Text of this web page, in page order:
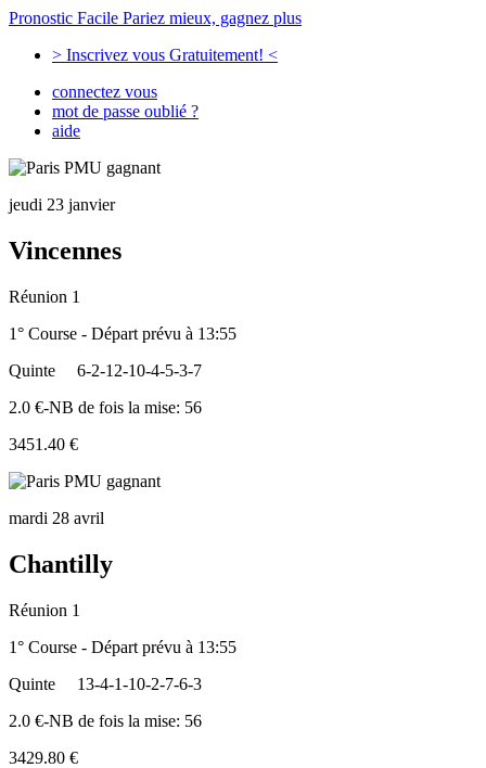
Pronostic Facile Pariez mieux, gagnez plus
> Inscrivez vous Gratuitement! <
connectez vous
mot de passe oublié ?
aide
jeudi 23 janvier
Vincennes
Réunion 1
1° Course - Départ prévu à 13:55
Quinte
6-2-12-10-4-5-3-7
2.0 €-NB de fois la mise: 56
3451.40 €
mardi 28 avril
Chantilly
Réunion 1
1° Course - Départ prévu à 13:55
Quinte
13-4-1-10-2-7-6-3
2.0 €-NB de fois la mise: 56
3429.80 €